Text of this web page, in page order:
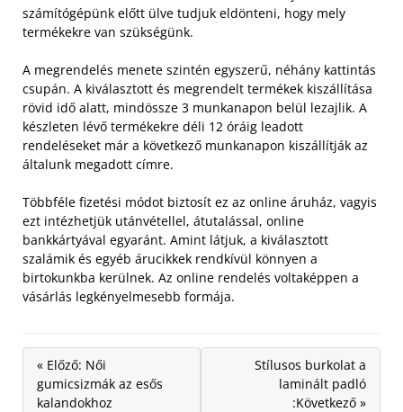
számítógépünk előtt ülve tudjuk eldönteni, hogy mely
termékekre van szükségünk.
A megrendelés menete szintén egyszerű, néhány kattintás
csupán. A kiválasztott és megrendelt termékek kiszállítása
rövid idő alatt, mindössze 3 munkanapon belül lezajlik. A
készleten lévő termékekre déli 12 óráig leadott
rendeléseket már a következő munkanapon kiszállítják az
általunk megadott címre.
Többféle fizetési módot biztosít ez az online áruház, vagyis
ezt intézhetjük utánvétellel, átutalással, online
bankkártyával egyaránt. Amint látjuk, a kiválasztott
szalámik és egyéb árucikkek rendkívül könnyen a
birtokunkba kerülnek. Az online rendelés voltaképpen a
vásárlás legkényelmesebb formája.
« Előző: Női
gumicsizmák az esős
kalandokhoz
Stílusos burkolat a
laminált padló
:Következő »